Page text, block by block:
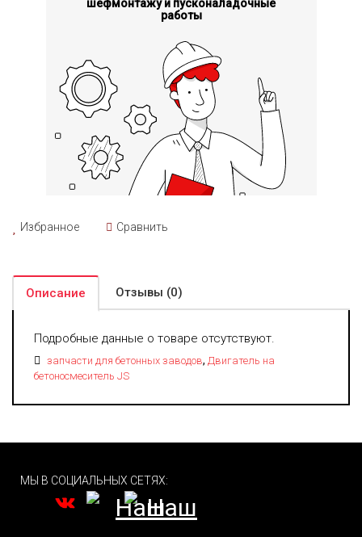
шефмонтажу и пусконаладочные
работы
Избранное Сравнить
Описание Отзывы (0)
Подробные данные о товаре отсутствуют.
запчасти для бетонных заводов, Двигатель на
бетоносмеситель JS
МЫ В СОЦИАЛЬНЫХ СЕТЯХ: